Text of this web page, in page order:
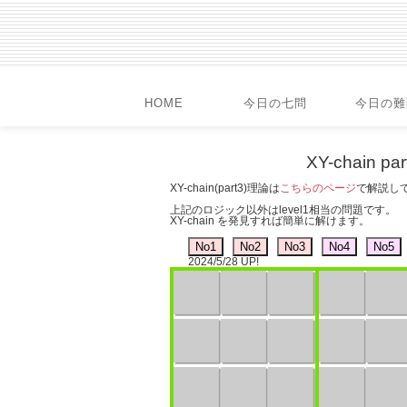
HOME 今日の七問 今日の
XY-chain
XY-chain(part3)理論はこちらのページで解説し
上記のロジック以外はlevel1相当の問題です。
XY-chain を発見すれば簡単に解けます。
2024/5/28 UP!